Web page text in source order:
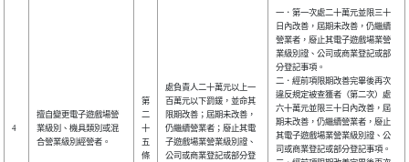
4
擅自變更電子遊戲場營
業級別、機具類別或混
合營業級別經營者。
第
二
十
五
條
處負責人二十萬元以上一
百萬元以下罰鍰，並命其
限期改善；屆期未改善，
仍繼續營業者；廢止其電
子遊戲場業營業級別證、
公司或商業登記或部分登
一．第一次處二十萬元並限三十
日內改善，屆期未改善，仍繼續
營業者，廢止其電子遊戲場業營
業級別證、公司或商業登記或部
分登記事項。
二．經前項限期改善完畢後再次
違反規定被查獲者（第二次）處
六十萬元並限三十日內改善，屆
期未改善，仍繼續營業者，廢止
其電子遊戲場業營業級別證、公
司或商業登記或部分登記事項。